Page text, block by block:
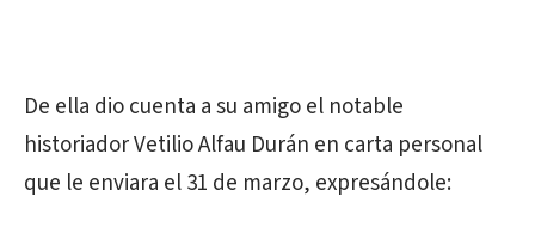
De ella dio cuenta a su amigo el notable
historiador Vetilio Alfau Durán en carta personal
que le enviara el 31 de marzo, expresándole: